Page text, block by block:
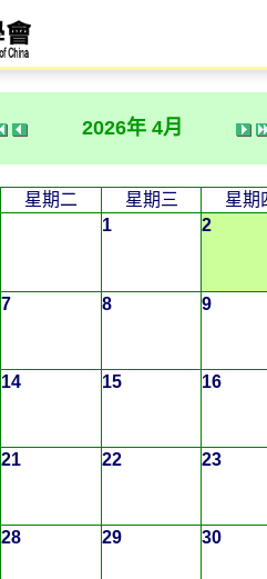
2026年 4月
星期二 星期三
星期
1
2
7 8 9
14 15 16
21 22 23
28 29 30